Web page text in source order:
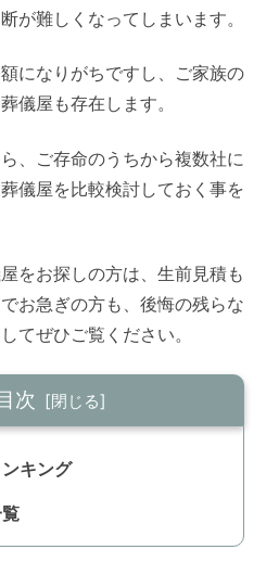
が難しくなってしまいます。
になりがちですし、ご家族の
儀屋も存在します。
、ご存命のうちから複数社に
儀屋を比較検討しておく事を
をお探しの方は、生前見積も
お急ぎの方も、後悔の残らな
てぜひご覧ください。
次
キング